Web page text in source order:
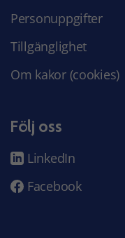
Personuppgifter
Tillgänglighet
Om kakor (cookies)
Följ oss
LinkedIn
Facebook